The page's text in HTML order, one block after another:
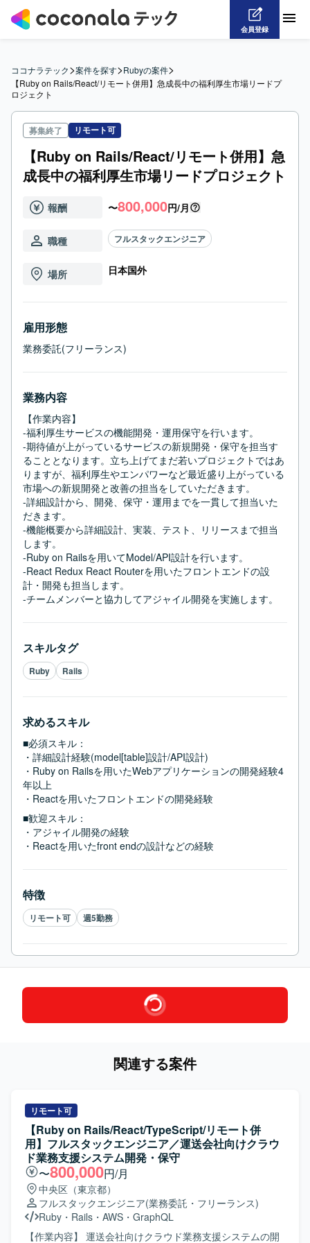
会員登録
ココナラテック>案件を探す>Rubyの案件>
【Ruby on Rails/React/リモート併用】急成長中の福利厚生市場リードプ
ロジェクト
募集終了 リモート可
【Ruby on Rails/React/リモート併用】急
成長中の福利厚生市場リードプロジェクト
報酬 〜800,000円/月
職種 フルスタックエンジニア
場所 日本国外
雇用形態
業務委託(フリーランス)
業務内容
【作業内容】
-福利厚生サービスの機能開発・運用保守を行います。
-期待値が上がっているサービスの新規開発・保守を担当す
ることとなります。立ち上げてまだ若いプロジェクトではあ
りますが、福利厚生やエンパワーなど最近盛り上がっている
市場への新規開発と改善の担当をしていただきます。
-詳細設計から、開発、保守・運用までを一貫して担当いた
だきます。
-機能概要から詳細設計、実装、テスト、リリースまで担当
します。
-Ruby on Railsを用いてModel/API設計を行います。
-React Redux React Routerを用いたフロントエンドの設
計・開発も担当します。
-チームメンバーと協力してアジャイル開発を実施します。
スキルタグ
Ruby Rails
求めるスキル
■必須スキル：
・詳細設計経験(model[table]設計/API設計)
・Ruby on Railsを用いたWebアプリケーションの開発経験4
年以上
・Reactを用いたフロントエンドの開発経験
■歓迎スキル：
・アジャイル開発の経験
・Reactを用いたfront endの設計などの経験
特徴
リモート可 週5勤務
関連する案件
リモート可
【Ruby on Rails/React/TypeScript/リモート併
用】フルスタックエンジニア／運送会社向けクラウ
ド業務支援システム開発・保守
〜800,000円/月
中央区（東京都）
フルスタックエンジニア(業務委託・フリーランス)
Ruby ・ Rails ・ AWS ・ GraphQL
【作業内容】 運送会社向けクラウド業務支援システムの開